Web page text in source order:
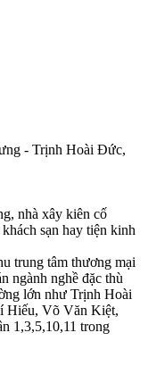
- Trịnh Hoài Đức,
nhà xây kiên cố
sạn hay tiện kinh
trung tâm thương mại
ngành nghề đặc thù
lớn như Trịnh Hoài
Hiếu, Võ Văn Kiệt,
1,3,5,10,11 trong